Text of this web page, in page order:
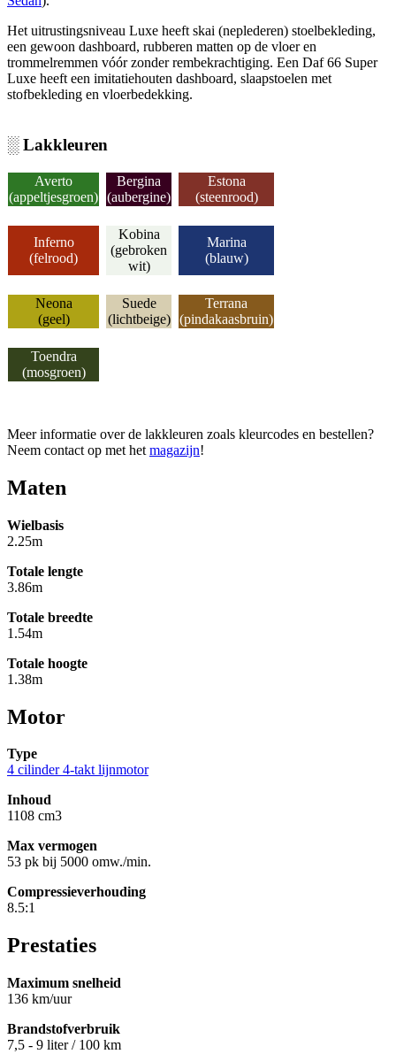
Het uitrustingsniveau Luxe heeft skai (neplederen) stoelbekleding,
een gewoon dashboard, rubberen matten op de vloer en
trommelremmen vóór zonder rembekrachtiging. Een Daf 66 Super
Luxe heeft een imitatiehouten dashboard, slaapstoelen met
stofbekleding en vloerbedekking.
░ Lakkleuren
Averto
(appeltjesgroen)
Bergina
(aubergine)
Estona
(steenrood)
Inferno
(felrood)
Kobina
(gebroken
wit)
Marina
(blauw)
Neona
(geel)
Suede
(lichtbeige)
Terrana
(pindakaasbruin)
Toendra
(mosgroen)
Meer informatie over de lakkleuren zoals kleurcodes en bestellen?
Neem contact op met het magazijn!
Maten
Wielbasis
2.25m
Totale lengte
3.86m
Totale breedte
1.54m
Totale hoogte
1.38m
Motor
Type
4 cilinder 4-takt lijnmotor
Inhoud
1108 cm3
Max vermogen
53 pk bij 5000 omw./min.
Compressieverhouding
8.5:1
Prestaties
Maximum snelheid
136 km/uur
Brandstofverbruik
7,5 - 9 liter / 100 km